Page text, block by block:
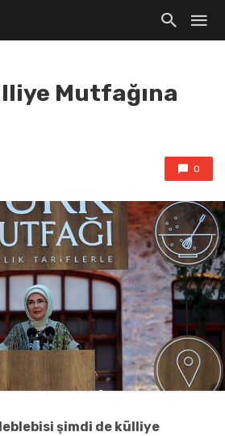
Mutfağına
0
şimdi de külliye